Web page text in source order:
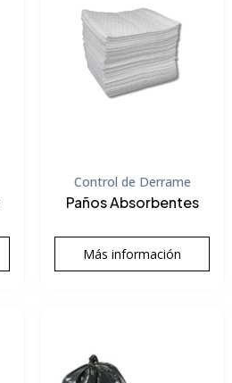
Control de Derrame
Paños Absorbentes
Más información